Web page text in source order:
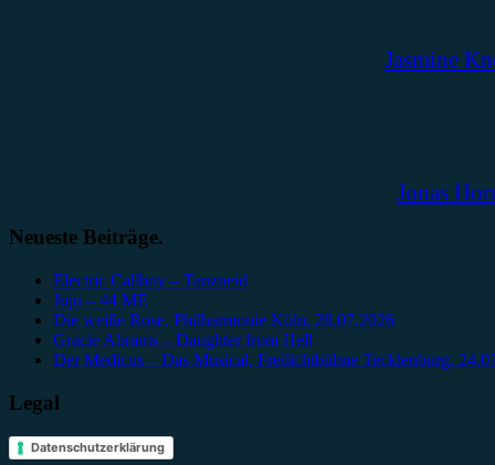
Jasmine
Jonas
Neueste Beiträge.
Electric Callboy – Tanzneid
Juju – 44 ME
Die weiße Rose, Philharmonie Köln, 28.07.2026
Gracie Abrams – Daughter from Hell
Der Medicus – Das Musical, Freilichtbühne Tecklenburg,
Legal
Datenschutzerklärung